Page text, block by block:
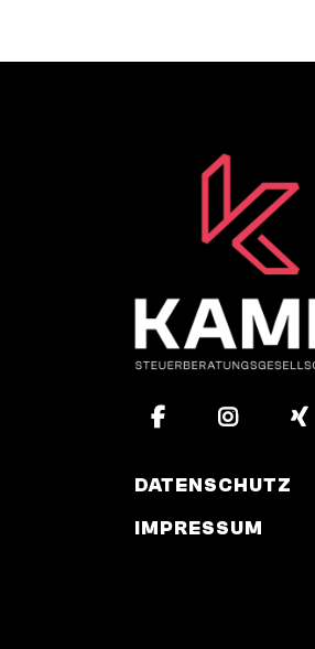
DATENSCHUTZ
IMPRESSUM